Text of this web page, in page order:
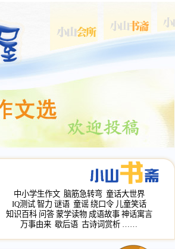
中小学生作文 脑筋急转弯 童话大世界
IQ测试 智力 谜语 童谣 绕口令 儿童笑话
知识百科 问答 蒙学读物 成语故事 神话寓言
万事由来 歇后语 古诗词赏析 ……